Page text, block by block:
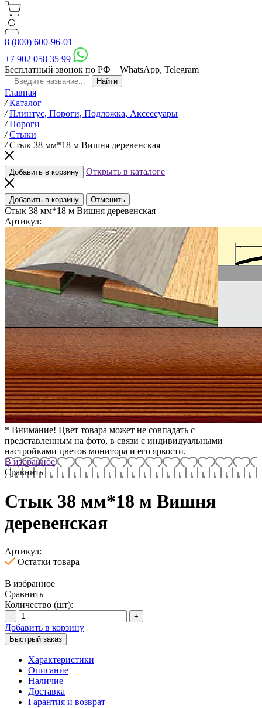
8 (800) 600-96-01
+7 902 058 35 99
Бесплатный звонок по РФ
WhatsApp, Telegram
Главная
/ Каталог
/ Плинтус, Пороги, Подложка, Аксессуары
/ Пороги
/ Стыки
/ Стык 38 мм*18 м Вишня деревенская
Добавить в корзину Открыть в каталоге
Добавить в корзину Отменить
Стык 38 мм*18 м Вишня деревенская
Артикул:
* Внимание! Цвет товара может не совпадать с
представленным на фото, в связи с индивидуальными
настройками цветов монитора и его яркости.
В избранное
Сравнить
Стык 38 мм*18 м Вишня
деревенская
Артикул:
Остатки товара
В избранное
Сравнить
Количество (шт):
- +
Добавить в корзину
Быстрый заказ
Характеристики
Описание
Наличие
Доставка
Гарантия и возврат